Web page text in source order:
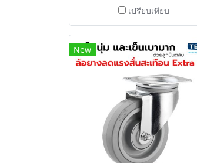
เปรียบเทียบ
New